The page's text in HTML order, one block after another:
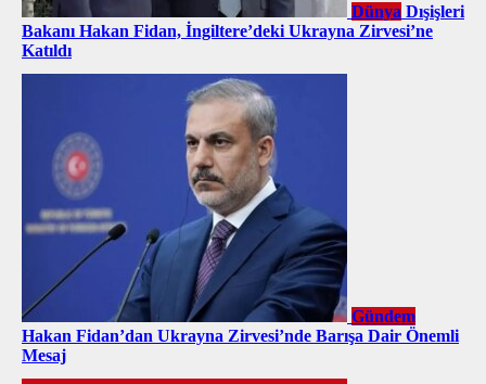
Dünya Dışişleri
Bakanı Hakan Fidan, İngiltere’deki Ukrayna Zirvesi’ne
Katıldı
Gündem
Hakan Fidan’dan Ukrayna Zirvesi’nde Barışa Dair Önemli
Mesaj